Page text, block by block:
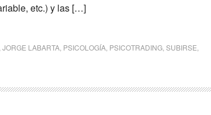
etc.) y las […]
JORGE LABARTA PSICOLOGÍA PSICOTRADING SUBIRSE